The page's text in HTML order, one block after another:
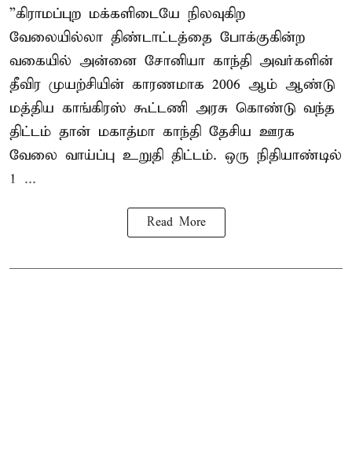
”கிராமப்புற மக்களிடையே நிலவுகிற
வேலையில்லா திண்டாட்டத்தை போக்குகின்ற
வகையில் அன்னை சோனியா காந்தி அவர்களின்
தீவிர முயற்சியின் காரணமாக 2006 ஆம் ஆண்டு
மத்திய காங்கிரஸ் கூட்டணி அரசு கொண்டு வந்த
திட்டம் தான் மகாத்மா காந்தி தேசிய ஊரக
வேலை வாய்ப்பு உறுதி திட்டம். ஒரு நிதியாண்டில்
1 ...
Read More